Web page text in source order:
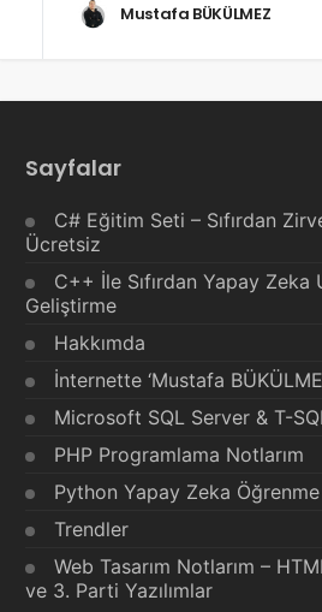
Mustafa BÜKÜLMEZ
Sayfalar
C# Eğitim Seti – Sıfırdan
Ücretsiz
C++ İle Sıfırdan Yapay Zeka
Geliştirme
Hakkımda
İnternette ‘Mustafa
Microsoft SQL Server & T-
PHP Programlama Notlarım
Python Yapay Zeka
Trendler
Web Tasarım Notlarım –
ve 3. Parti Yazılımlar